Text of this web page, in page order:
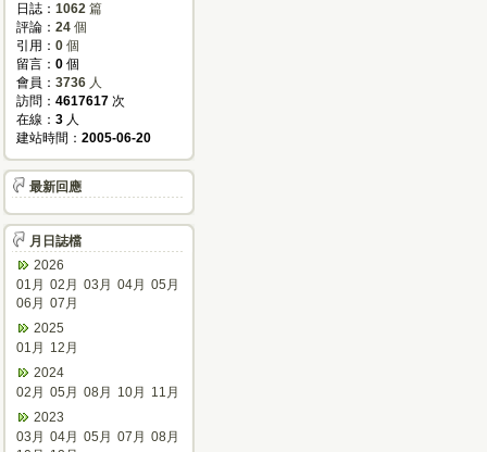
日誌： 1062 篇
評論： 24 個
引用： 0 個
留言： 0 個
會員： 3736 人
訪問： 4617617 次
在線： 3 人
建站時間： 2005-06-20
最新回應
月日誌檔
2026
01月 02月 03月 04月 05月
06月 07月
2025
01月
12月
2024
02月 05月 08月 10月
11月
2023
03月 04月 05月 07月 08月